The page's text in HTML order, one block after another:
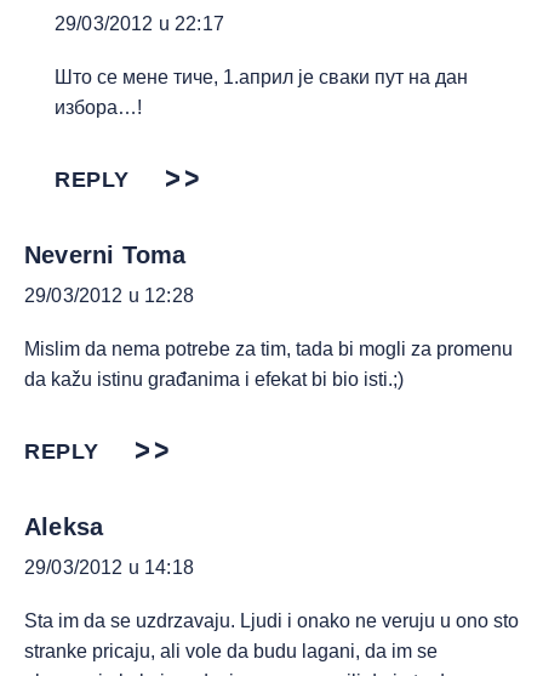
29/03/2012 u 22:17
Што се мене тиче, 1.април је сваки пут на дан
избора…!
REPLY
Neverni Toma
29/03/2012 u 12:28
Mislim da nema potrebe za tim, tada bi mogli za promenu
da kažu istinu građanima i efekat bi bio isti.;)
REPLY
Aleksa
29/03/2012 u 14:18
Sta im da se uzdrzavaju. Ljudi i onako ne veruju u ono sto
stranke pricaju, ali vole da budu lagani, da im se